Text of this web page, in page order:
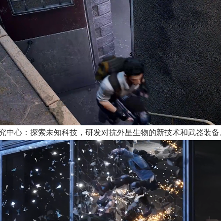
中心：探索未知科技，研发对抗外星生物的新技术和武器装备